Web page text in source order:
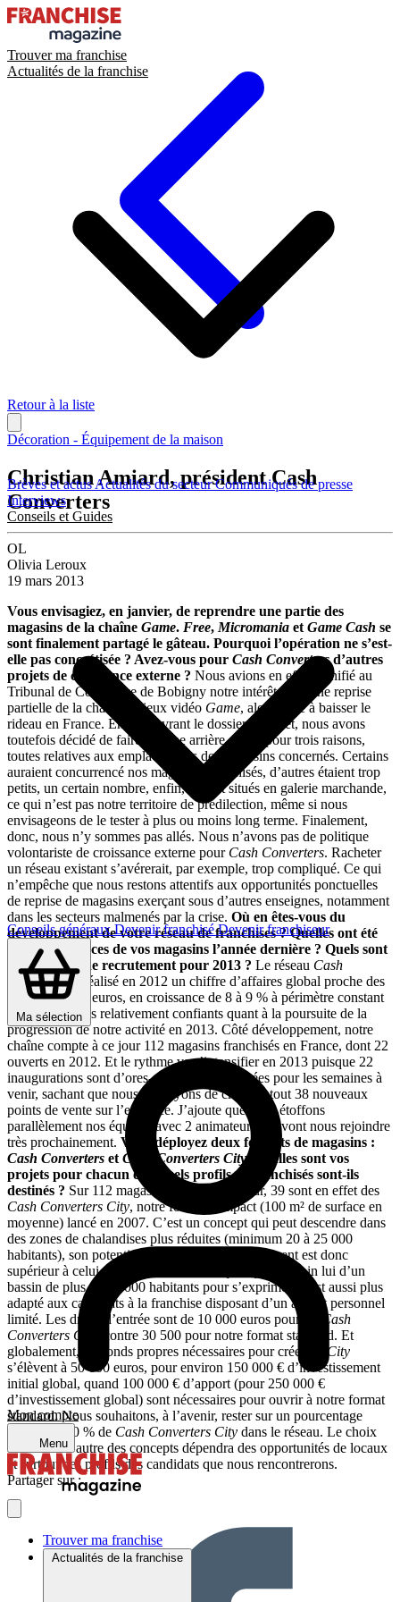
Trouver ma franchise
Actualités de la franchise
Brèves et actusActualités du secteurCommuniqués de presse
Interviews
Conseils et Guides
Conseils générauxDevenir franchiséDevenir franchiseur
Ma sélection
Mon compte
Menu
Trouver ma franchise
Actualités de la franchise
Retour à la liste
Décoration - Équipement de la maison
Christian Amiard, président Cash
Converters
OL
Olivia Leroux
19 mars 2013
Vous envisagiez, en janvier, de reprendre une partie des
magasins de la chaîne Game. Free, Micromania et Game Cash se
sont finalement partagé le gâteau. Pourquoi l’opération ne s’est-
elle pas concrétisée ? Avez-vous pour Cash Convertersd’autres
projets de croissance externe ? Nous avions en effet signifié au
Tribunal de Commerce de Bobigny notre intérêt pour une reprise
partielle de la chaîne de jeux vidéo Game, alors prête à baisser le
rideau en France. En découvrant le dossier complet, nous avons
toutefois décidé de faire marche arrière. Ceci, pour trois raisons,
toutes relatives aux emplacements des magasins concernés. Certains
auraient concurrencé nos magasins franchisés, d’autres étaient trop
petits, un certain nombre, enfin, étaient situés en galerie marchande,
ce qui n’est pas notre territoire de prédilection, même si nous
envisageons de le tester à plus ou moins long terme. Finalement,
donc, nous n’y sommes pas allés. Nous n’avons pas de politique
volontariste de croissance externe pour Cash Converters. Racheter
un réseau existant s’avérerait, par exemple, trop compliqué. Ce qui
n’empêche que nous restons attentifs aux opportunités ponctuelles
de reprise de magasins exerçant sous d’autres enseignes, notamment
dans les secteurs malmenés par la crise. Où en êtes-vous du
développement de votre réseau de franchises ? Quelles ont été
les performances de vos magasins l’année dernière ? Quels sont
vos objectifs de recrutement pour 2013 ? Le réseau Cash
Convertersa réalisé en 2012 un chiffre d’affaires global proche des
100 millions d’euros, en croissance de 8 à 9 % à périmètre constant
et nous sommes relativement confiants quant à la poursuite de la
progression de notre activité en 2013. Côté développement, notre
chaîne compte à ce jour 112 magasins franchisés en France, dont 22
ouverts en 2012. Et le rythme va s’intensifier en 2013 puisque 22
inaugurations sont d’ores-et-déjà programmées pour les semaines à
venir, sachant que nous prévoyons de créer en tout 38 nouveaux
points de vente sur l’exercice. J’ajoute que nous étoffons
parallèlement nos équipes avec 2 animateurs qui vont nous rejoindre
très prochainement. Vous déployez deux formats de magasins :
Cash Converters et Cash Converters City. Quelles sont vos
projets pour chacun et à quels profils de franchisés sont-ils
destinés ? Sur 112 magasins ouverts à ce jour, 39 sont en effet des
Cash Converters City, notre format compact (100 m² de surface en
moyenne) lancé en 2007. C’est un concept qui peut descendre dans
des zones de chalandises plus réduites (minimum 20 à 25 000
habitants), son potentiel en terme de développement est donc
supérieur à celui de notre format classique, qui a besoin lui d’un
bassin de plus de 50 000 habitants pour s’exprimer. Il est aussi plus
adapté aux candidats à la franchise disposant d’un apport personnel
limité. Les droits d’entrée sont de 10 000 euros pour un
Cash
Converters City
, contre 30 500 pour notre format standard. Et
globalement, les fonds propres nécessaires pour créer un
City
s’élèvent à 50 000 euros, pour environ 150 000 € d’investissement
initial global, quand 100 000 € d’apport (pour 250 000 €
d’investissement global) sont nécessaires pour ouvrir à notre format
standard. Nous souhaitons, à l’avenir, rester sur un pourcentage
d’environ 40 % de Cash Converters City dans le réseau. Le choix
de l’un ou l’autre des concepts dépendra des opportunités de locaux
et surtout des profils des candidats que nous rencontrerons.
Partager sur :